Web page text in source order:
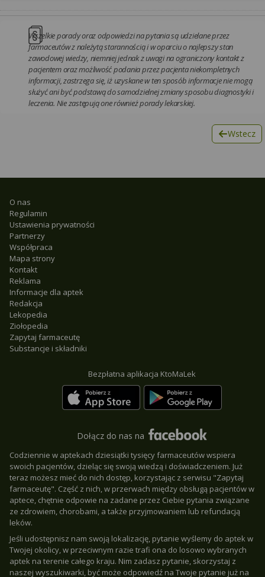
Wszelkie porady oraz odpowiedzi na pytania są udzielane przez
farmaceutów z należytą starannością i w oparciu o najlepszy stan
zawodowej wiedzy, niemniej jednak z uwagi na ograniczony kontakt z
pacjentem oraz możliwość podania przez pacjenta niekompletnych
informacji, zastrzega się, iż uzyskane w ten sposób informacje nie mogą
służyć ani być podstawą do samodzielnej zmiany sposobu diagnostyki i
leczenia. Nie zastępują one również porady lekarskiej.
Wstecz
O nas
Regulamin
Ustawienia prywatności
Partnerzy
Współpraca
Mapa strony
Kontakt
Reklama
Informacje dla aptek
Redakcja
Lekopedia
Ziołopedia
Zapytaj farmaceutę
Substancje i składniki
Bezpłatna aplikacja KtoMaLek
Dołącz do nas na
Codziennie w aptekach dziesiątki tysięcy farmaceutów wspiera
swoich pacjentów, dzieląc się swoją wiedzą i doświadczeniem. Już
teraz możesz mieć do nich dostęp, korzystając z serwisu "Zapytaj
farmaceutę". Część z nich, w przerwach między obsługą pacjentów w
aptece, chętnie odpowie na zadane przez Ciebie pytania związane
ze zdrowiem, chorobami, a także przyjmowaniem lub refundacją
leków.
Jeśli udostępnisz nam swoją lokalizację, pytanie wyślemy do aptek w
Twojej okolicy, w przeciwnym razie trafi ona do losowo wybranych
aptek na terenie całego kraju. Nim zadasz pytanie, skorzystaj z
naszej wyszukiwarki, być może odpowiedź na Twoje pytanie już na